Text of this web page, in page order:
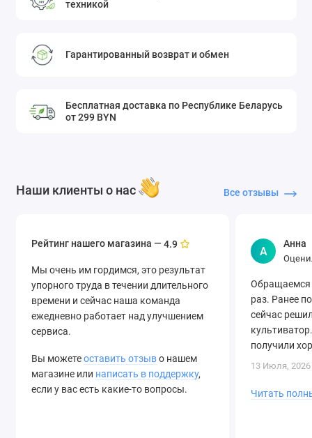
техникой
Гарантированный возврат и обмен
Бесплатная доставка по Республике Беларусь
от 299 BYN
Наши клиенты о нас Все отзывы
Рейтинг нашего магазина —4.9
Мы очень им гордимся, это результат
упорного труда в течении длительного
времени и сейчас наша команда
ежедневно работает над улучшением
сервиса.
Вы можетеоставить отзыво нашем
магазине или написать в поддержку,
если у вас есть какие-то вопросы.
А
Анна
Обращаемся
раз. Ранее
сейчас
получили
быструю
13 Июля, 2026
Читать